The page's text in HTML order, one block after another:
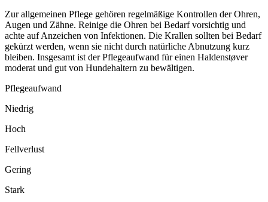
Zur allgemeinen Pflege gehören regelmäßige Kontrollen der Ohren,
Augen und Zähne. Reinige die Ohren bei Bedarf vorsichtig und
achte auf Anzeichen von Infektionen. Die Krallen sollten bei Bedarf
gekürzt werden, wenn sie nicht durch natürliche Abnutzung kurz
bleiben. Insgesamt ist der Pflegeaufwand für einen Haldenstøver
moderat und gut von Hundehaltern zu bewältigen.
Pflegeaufwand
Niedrig
Hoch
Fellverlust
Gering
Stark